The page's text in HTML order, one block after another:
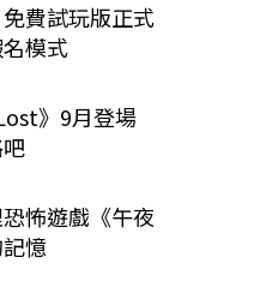
費試玩版正式
模式
》9月登場
怖遊戲《午夜
憶